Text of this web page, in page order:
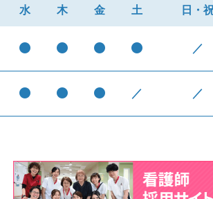
水 木 金 土 日・
／
／ ／